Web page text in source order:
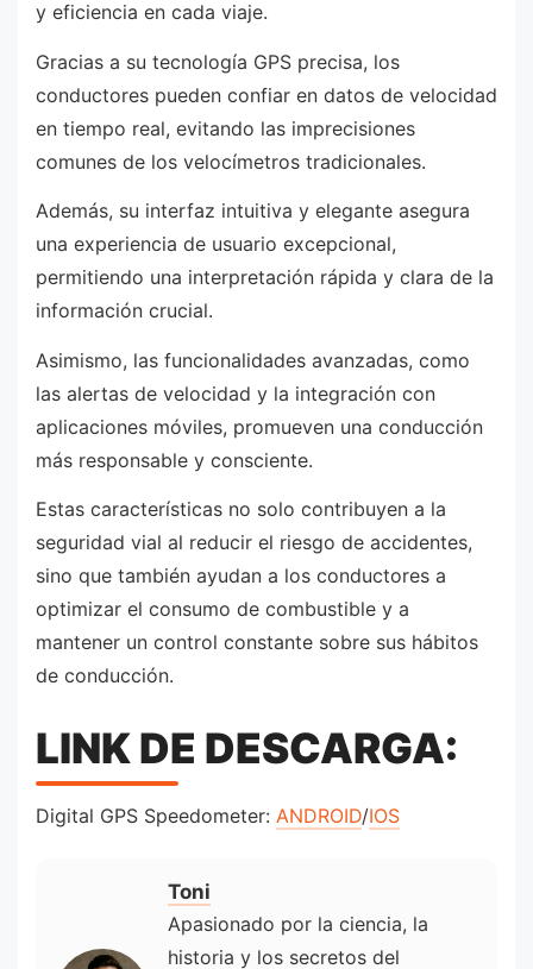
y eficiencia en cada viaje.
Gracias a su tecnología GPS precisa, los
conductores pueden confiar en datos de velocidad
en tiempo real, evitando las imprecisiones
comunes de los velocímetros tradicionales.
Además, su interfaz intuitiva y elegante asegura
una experiencia de usuario excepcional,
permitiendo una interpretación rápida y clara de la
información crucial.
Asimismo, las funcionalidades avanzadas, como
las alertas de velocidad y la integración con
aplicaciones móviles, promueven una conducción
más responsable y consciente.
Estas características no solo contribuyen a la
seguridad vial al reducir el riesgo de accidentes,
sino que también ayudan a los conductores a
optimizar el consumo de combustible y a
mantener un control constante sobre sus hábitos
de conducción.
LINK DE DESCARGA:
Digital GPS Speedometer: ANDROID/IOS
Toni
Apasionado por la ciencia, la
historia y los secretos del